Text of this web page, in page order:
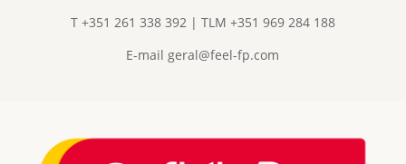
T +351 261 338 392 | TLM +351 969 284 188
E-mailgeral@feel-fp.com